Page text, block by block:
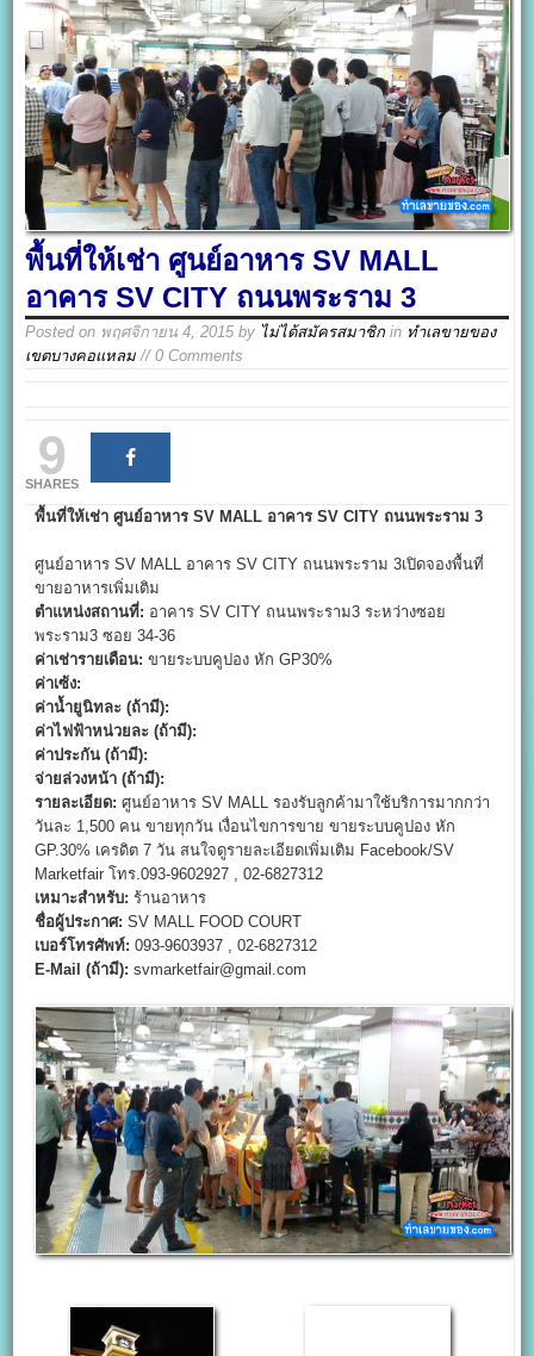
พื้นที่ให้เช่า ศูนย์อาหาร SV MALL
อาคาร SV CITY ถนนพระราม 3
Posted on พฤศจิกายน 4, 2015 by ไม่ได้สมัครสมาชิก in ทำเลขายของ
เขตบางคอแหลม // 0 Comments
9
SHARES
พื้นที่ให้เช่า ศูนย์อาหาร SV MALL อาคาร SV CITY ถนนพระราม 3
ศูนย์อาหาร SV MALL อาคาร SV CITY ถนนพระราม 3เปิดจองพื้นที่
ขายอาหารเพิ่มเติม
ตำแหน่งสถานที่: อาคาร SV CITY ถนนพระราม3 ระหว่างซอย
พระราม3 ซอย 34-36
ค่าเช่ารายเดือน: ขายระบบคูปอง หัก GP30%
ค่าเซ้ง:
ค่าน้ำยูนิทละ (ถ้ามี):
ค่าไฟฟ้าหน่วยละ (ถ้ามี):
ค่าประกัน (ถ้ามี):
จ่ายล่วงหน้า (ถ้ามี):
รายละเอียด: ศูนย์อาหาร SV MALL รองรับลูกค้ามาใช้บริการมากกว่า
วันละ 1,500 คน ขายทุกวัน เงื่อนไขการขาย ขายระบบคูปอง หัก
GP.30% เครดิต 7 วัน สนใจดูรายละเอียดเพิ่มเติม Facebook/SV
Marketfair โทร.093-9602927 , 02-6827312
เหมาะสำหรับ: ร้านอาหาร
ชื่อผู้ประกาศ: SV MALL FOOD COURT
เบอร์โทรศัพท์: 093-9603937 , 02-6827312
E-Mail (ถ้ามี): svmarketfair@gmail.com